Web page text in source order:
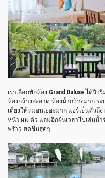
เราเลือกพักห้อง Grand Duluxe ได้วิวริ
ห้องกว้างสะอาด ห้องน้ำกว้างมาก
เตียงให้หมอนเยอะมาก แอร์เย็นทั่วถึ
หน้า-ผม-ตัว แถมอีกผืนเวลาไปเล่นน้
พร้าว สดชื่นสุดๆ